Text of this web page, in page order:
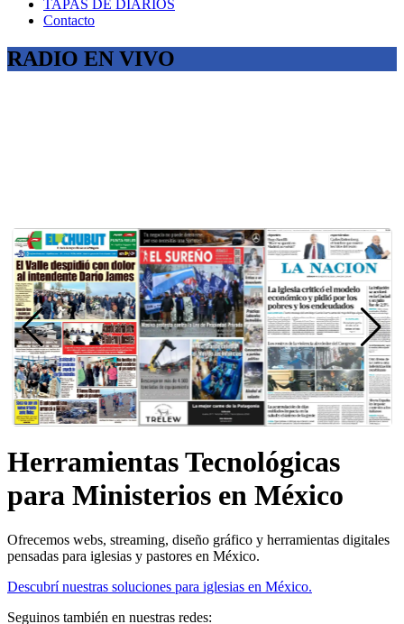
TAPAS DE DIARIOS
Contacto
RADIO EN VIVO
Herramientas Tecnológicas
para Ministerios en México
Ofrecemos webs, streaming, diseño gráfico y herramientas digitales
pensadas para iglesias y pastores en México.
Descubrí nuestras soluciones para iglesias en México.
Seguinos también en nuestras redes: